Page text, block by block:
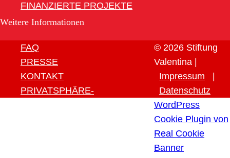
FINANZIERTE PROJEKTE
Weitere Informationen
FAQ
PRESSE
KONTAKT
PRIVATSPHÄRE-
© 2026 Stiftung
Valentina |
Impressum
Datenschutz
WordPress
Cookie Plugin von
Real Cookie
Banner